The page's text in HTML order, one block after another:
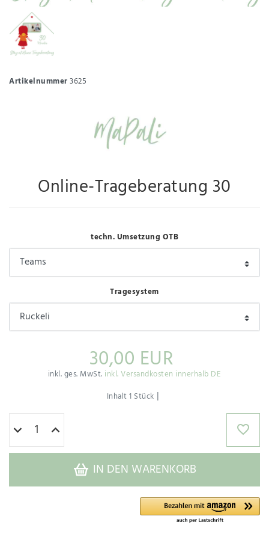
Artikelnummer3625
Online-Trageberatung 30
techn. Umsetzung OTB
Tragesystem
30,00 EUR
inkl. ges. MwSt. inkl. Versandkosten innerhalb DE
Inhalt1 Stück |
IN DEN WARENKORB